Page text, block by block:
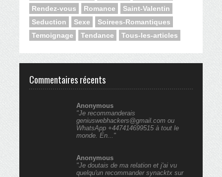
Rendez-vous
Romance
Saint-Valentin
Seduction
Sexe
Soirees-Romantiques
Temoignage
Tendance Tous-les-articles
Commentaires récents
Anonymous
"Je recommanderais
geniuswebhackers@gmail.com ou
WhatsApp +447414699515 à tout le
monde. En..."
Anonymous
"Je doutais de ma relation et j'ai vu
quelqu'un recommander synacktx sur